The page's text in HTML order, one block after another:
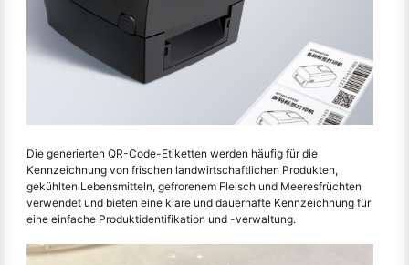
Die generierten QR-Code-Etiketten werden häufig für die
Kennzeichnung von frischen landwirtschaftlichen Produkten,
gekühlten Lebensmitteln, gefrorenem Fleisch und Meeresfrüchten
verwendet und bieten eine klare und dauerhafte Kennzeichnung für
eine einfache Produktidentifikation und -verwaltung.